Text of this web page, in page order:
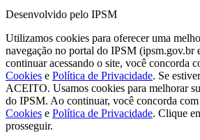
Desenvolvido pelo IPSM
Utilizamos cookies para oferecer uma
navegação no portal do IPSM (ipsm.gov.br
continuar acessando o site, você concorda
Cookies e Política de Privacidade. Se
ACEITO. Usamos cookies para melhorar
do IPSM. Ao continuar, você concorda com
Cookies e Política de Privacidade. Clique
prosseguir.